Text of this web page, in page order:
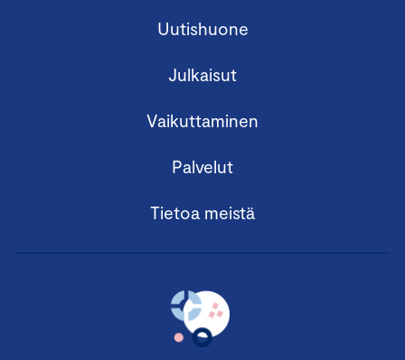
Uutishuone
Julkaisut
Vaikuttaminen
Palvelut
Tietoa meistä